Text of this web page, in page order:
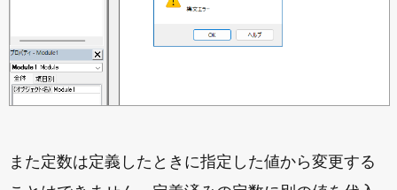
また定数は定義したときに指定した値から変更する